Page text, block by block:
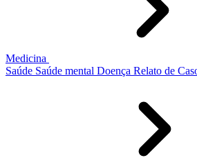
Medicina
Saúde Saúde mental Doença Relato de